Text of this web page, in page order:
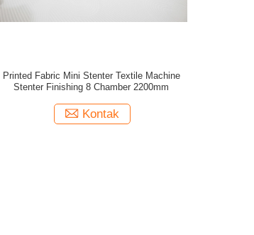
Printed Fabric Mini Stenter Textile Machine
Stenter Finishing 8 Chamber 2200mm
Kontak